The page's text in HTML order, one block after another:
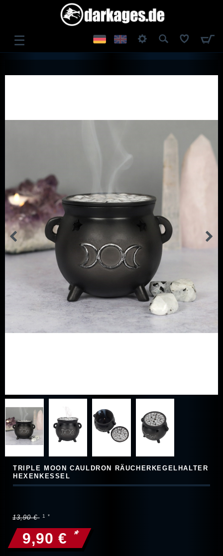
☰
TRIPLE MOON CAULDRON RÄUCHERKEGELHALTER
HEXENKESSEL
13,90 €
9,90 € *